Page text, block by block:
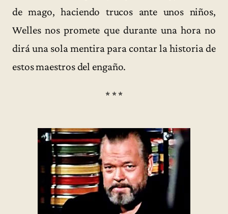
de mago, haciendo trucos ante unos niños,
Welles nos promete que durante una hora no
dirá una sola mentira para contar la historia de
estos maestros del engaño.
* * *